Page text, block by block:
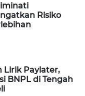
Risiko
Lirik Paylater,
BNPL di Tengah